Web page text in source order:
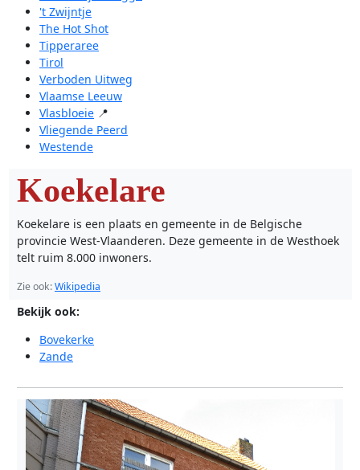
't Zwijntje
The Hot Shot
Tipperaree
Tirol
Verboden Uitweg
Vlaamse Leeuw
Vlasbloeie 📍
Vliegende Peerd
Westende
Koekelare
Koekelare is een plaats en gemeente in de Belgische
provincie West-Vlaanderen. Deze gemeente in de Westhoek
telt ruim 8.000 inwoners.
Zie ook:Wikipedia
Bekijk ook:
Bovekerke
Zande